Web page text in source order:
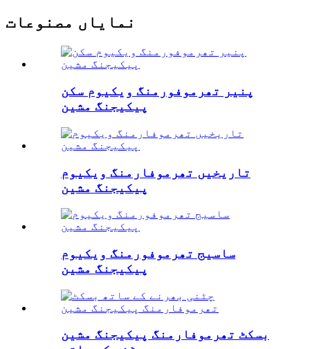
نمایاں مصنوعات
پنیر تھرموفورمنگ ویکیوم سکن
پیکیجنگ مشین
تاریخیں تھرموفارمنگ ویکیوم
پیکیجنگ مشین
ساسیج تھرموفورمنگ ویکیوم
پیکیجنگ مشین
بسکٹ تھرموفارمنگ پیکیجنگ مشین